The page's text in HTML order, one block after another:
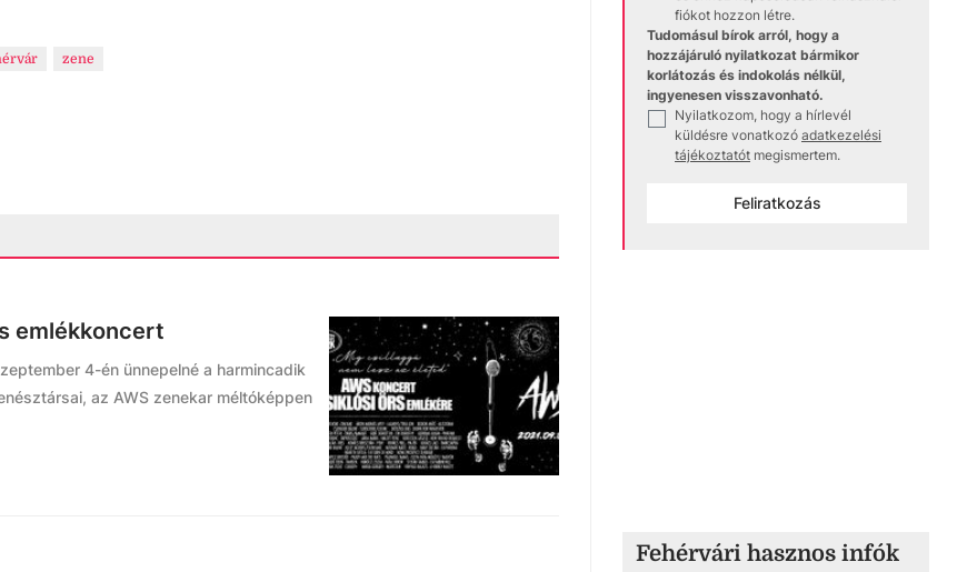
zene
emlékkoncert
4-én ünnepelné a harmincadik
az AWS zenekar méltóképpen
fiókot hozzon létre.
Tudomásul bírok arról, hogy a
hozzájáruló nyilatkozat bármikor
korlátozás és indokolás nélkül,
ingyenesen visszavonható.
✓
Nyilatkozom, hogy a hírlevél
küldésre vonatkozó adatkezelési
tájékoztatót megismertem.
Feliratkozás
Fehérvári hasznos infók